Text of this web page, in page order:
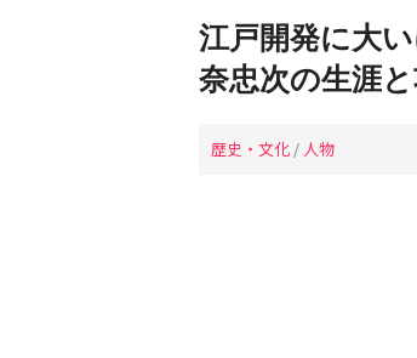
江戸開発に大
奈忠次の生涯
歴史・文化 / 人物